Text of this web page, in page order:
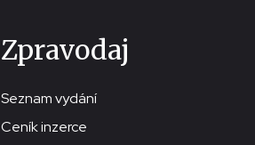
Zpravodaj
Seznam vydání
Ceník inzerce